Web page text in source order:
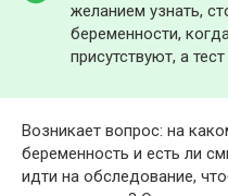
желанием узнать,
беременности,
присутствуют, а
Возникает вопрос: на
беременность и есть ли
идти на обследование,